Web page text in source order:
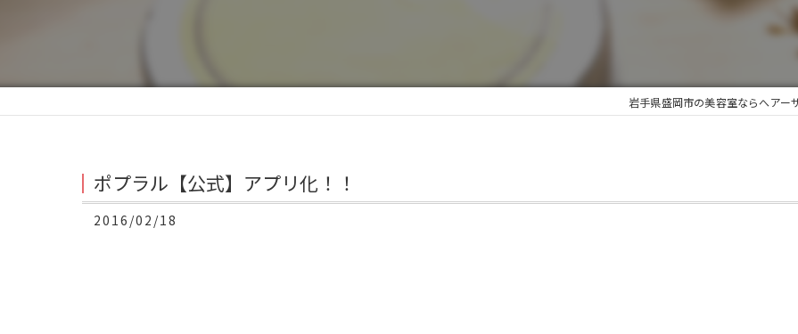
カ
岩手県盛岡市の美容室ならへアー
ポプラル【公式】アプリ化！！
2016/02/18